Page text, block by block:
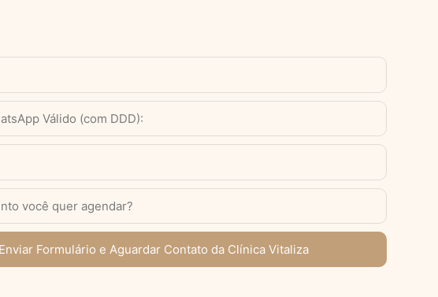
Enviar Formulário e Aguardar Contato da Clínica Vitaliza